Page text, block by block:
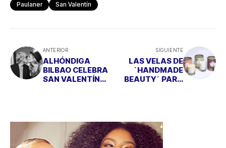
Paulaner San Valentín
ANTERIOR
ALHÓNDIGA
BILBAO CELEBRA
SAN VALENTÍN
SIGUIENTE
LAS VELAS DE
`HANDMADE
BEAUTY´ PARA